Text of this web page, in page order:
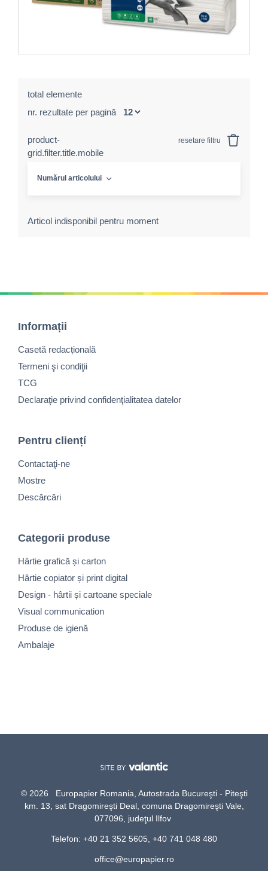
total elemente
nr. rezultate per pagină
product-
grid.filter.title.mobile
resetare filtru
Numărul articolului
Articol indisponibil pentru moment
Informații
Casetă redacțională
Termeni şi condiţii
TCG
Declaraţie privind confidenţialitatea datelor
Pentru cliențí
Contactaţi-ne
Mostre
Descărcări
Categorii produse
Hârtie grafică și carton
Hârtie copiator și print digital
Design - hârtii și cartoane speciale
Visual communication
Produse de igienă
Ambalaje
© 2026 Europapier Romania, Autostrada Bucureşti - Piteşti
km. 13, sat Dragomireşti Deal, comuna Dragomireşti Vale,
077096, judeţul Ilfov
Telefon: +40 21 352 5605, +40 741 048 480
office@europapier.ro